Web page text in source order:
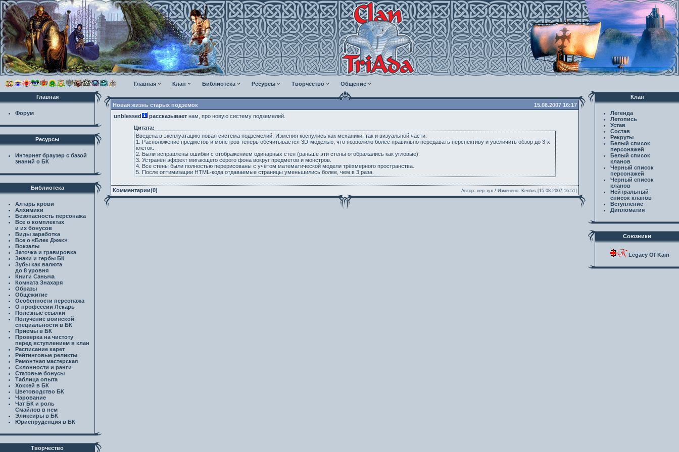
Главная Клан Библиотека Ресурсы Творчество Общение
Главная
Форум
Ресурсы
Интернет браузер с базой
знаний о БК
Библиотека
Алтарь крови
Алхимики
Безопасность персонажа
Все о комплектах
и их бонусов
Виды заработка
Все о «Блек Джек»
Вокзалы
Заточка и гравировка
Знаки и гербы БК
Зубы как валюта
до 8 уровня
Книги Саныча
Комната Знахаря
Образы
Общежитие
Особенности персонажа
О профессии Лекарь
Полезные ссылки
Получение воинской
специальности в БК
Приемы в БК
Проверка на чистоту
перед вступлением в клан
Расписание карет
Рейтинговые реликты
Ремонтная мастерская
Склонности и ранги
Статовые бонусы
Таблица опыта
Хоккей в БК
Цветоводство БК
Чарование
Чат БК и роль
Смайлов в нем
Эликсиры в БК
Юриспруденция в БК
Творчество
Новая жизнь старых подземок
15.08.2007 16:17
unblessed
рассказывает нам, про новую систему подземелий.
Цитата:
Введена в эксплуатацию новая система подземелий. Измения коснулись как механики, так и визуальной части.
1. Расположение предметов и монстров теперь обсчитывается 3D-моделью, что позволило более правильно передавать перспективу и увеличить обзор до 3-х
клеток.
2. Были исправлены ошибки с отображением одинарных стен (раньше эти стены отображались как угловые).
3. Устранён эффект мигающего серого фона вокруг предметов и монстров.
4. Все стены были полностью перерисованы с учётом математической модели трёхмерного пространства.
5. После оптимизации HTML-кода отдаваемые страницы уменьшились более, чем в 3 раза.
Комментарии(0) Автор: нер зул / Изменено: Kentus [15.08.2007 16:51]
Клан
Легенда
Летопись
Устав
Состав
Рекруты
Белый список
персонажей
Белый список
кланов
Черный список
персонажей
Черный список
кланов
Нейтральный
список кланов
Вступление
Дипломатия
Союзники
Legacy Of Kain